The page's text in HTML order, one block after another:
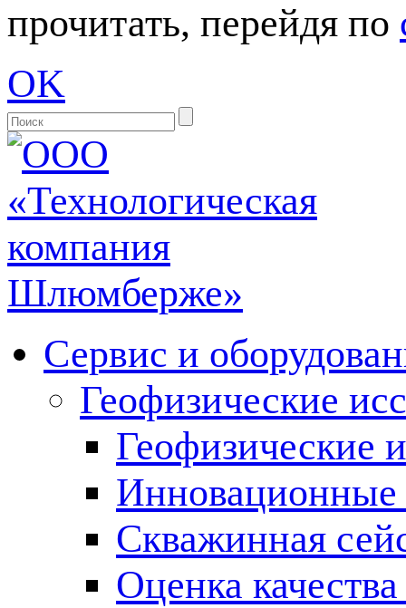
прочитать, перейдя по
OK
Сервис и
Геофизические
Геофизические
Инновационные
Скважинная
Оценка